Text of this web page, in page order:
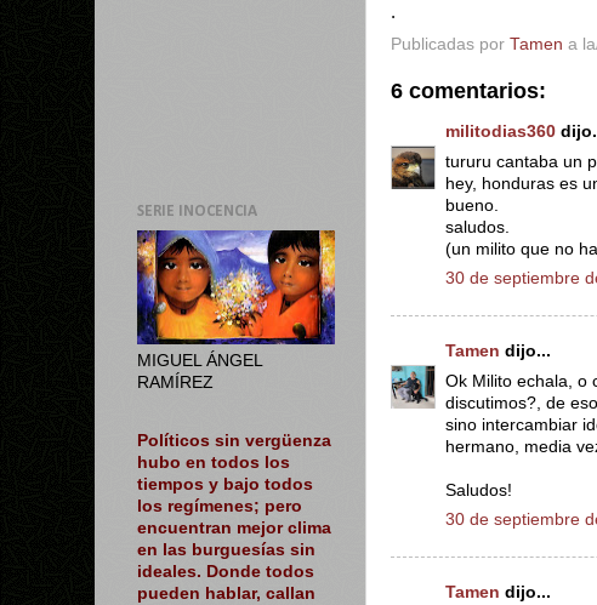
.
Publicadas por Tamen a
6 comentarios:
militodias360
tururu cantaba un
hey, honduras es
bueno.
saludos.
(un milito que no
30 de septiembre
Tamen dijo...
Ok Milito echala, o
discutimos?, de
sino intercambiar
hermano, media
Saludos!
30 de septiembre
Tamen dijo...
SERIE INOCENCIA
MIGUEL ÁNGEL
RAMÍREZ
Políticos sin vergüenza
hubo en todos los
tiempos y bajo todos
los regímenes; pero
encuentran mejor clima
en las burguesías sin
ideales. Donde todos
pueden hablar, callan